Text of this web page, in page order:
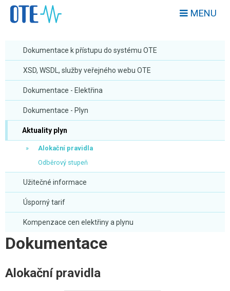
MENU
Dokumentace k přístupu do systému OTE
XSD, WSDL, služby veřejného webu OTE
Dokumentace - Elektřina
Dokumentace - Plyn
Aktuality plyn
Alokační pravidla
Odběrový stupeň
Užitečné informace
Úsporný tarif
Kompenzace cen elektřiny a plynu
Dokumentace
Alokační pravidla